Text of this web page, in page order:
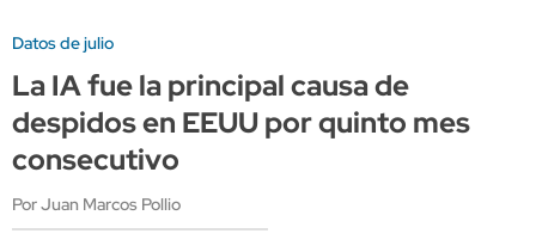
Datos de julio
La IA fue la principal causa de
despidos en EEUU por quinto mes
consecutivo
Por Juan Marcos Pollio